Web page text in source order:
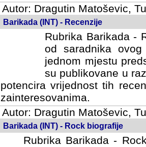
Autor: Dragutin Matoševic,
Barikada (INT) - Recenzije
Rubrika Barikada -
od saradnika
jednom mjestu
su publikovane u
potencira vrijednost tih
zainteresovanima.
Autor: Dragutin Matoševic,
Barikada (INT) - Rock biografije
Rubrika Barikada -